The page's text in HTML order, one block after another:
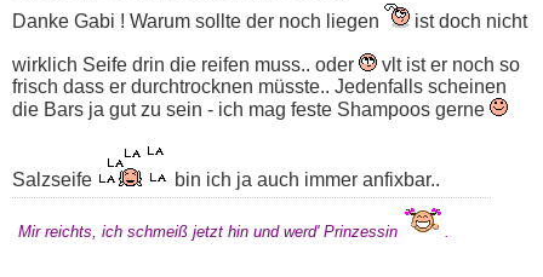
Danke Gabi ! Warum sollte der noch liegen ist doch nicht
wirklich Seife drin die reifen muss.. oder
vlt ist er noch so
frisch dass er durchtrocknen müsste.. Jedenfalls scheinen
die Bars ja gut zu sein - ich mag feste Shampoos gerne
Salzseife bin ich ja auch immer anfixbar..
Mir reichts, ich schmeiß jetzt hin und werd' Prinzessin .